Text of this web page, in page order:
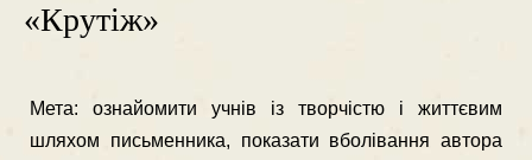
«Крутіж»
Мета: ознайомити учнів із творчістю і життєвим
шляхом письменника, показати вболівання автора